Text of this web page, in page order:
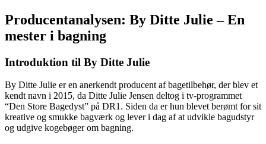
Producentanalysen: By Ditte Julie – En
mester i bagning
Introduktion til By Ditte Julie
By Ditte Julie er en anerkendt producent af bagetilbehør, der blev et
kendt navn i 2015, da Ditte Julie Jensen deltog i tv-programmet
“Den Store Bagedyst” på DR1. Siden da er hun blevet berømt for sit
kreative og smukke bagværk og lever i dag af at udvikle bagudstyr
og udgive kogebøger om bagning.